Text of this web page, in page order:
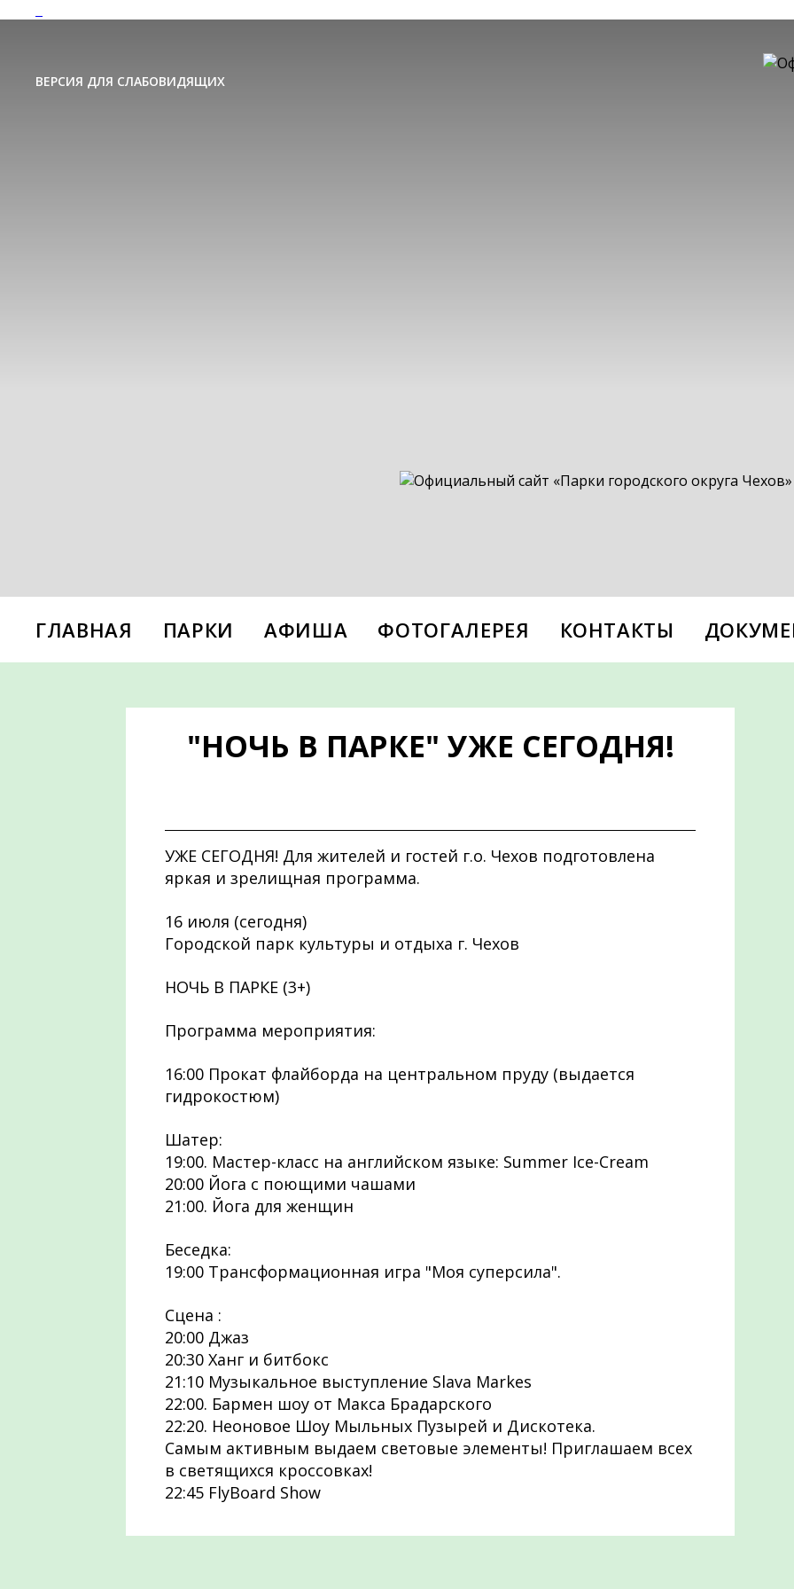
ВЕРСИЯ ДЛЯ СЛАБОВИДЯЩИХ
ГЛАВНАЯ ПАРКИ АФИША ФОТОГАЛЕРЕЯ КОНТАКТЫ
"НОЧЬ В ПАРКЕ" УЖЕ СЕГОДНЯ!
УЖЕ СЕГОДНЯ! Для жителей и гостей г.о. Чехов подготовлена
яркая и зрелищная программа.
16 июля (сегодня)
Городской парк культуры и отдыха г. Чехов
НОЧЬ В ПАРКЕ (3+)
Программа мероприятия:
16:00 Прокат флайборда на центральном пруду (выдается
гидрокостюм)
Шатер:
19:00. Мастер-класс на английском языке: Summer Ice-Cream
20:00 Йога с поющими чашами
21:00. Йога для женщин
Беседка:
19:00 Трансформационная игра "Моя суперсила".
Сцена :
20:00 Джаз
20:30 Ханг и битбокс
21:10 Музыкальное выступление Slava Markes
22:00. Бармен шоу от Макса Брадарского
22:20. Неоновое Шоу Мыльных Пузырей и Дискотека.
Самым активным выдаем световые элементы! Приглашаем всех
в светящихся кроссовках!
22:45 FlyBoard Show